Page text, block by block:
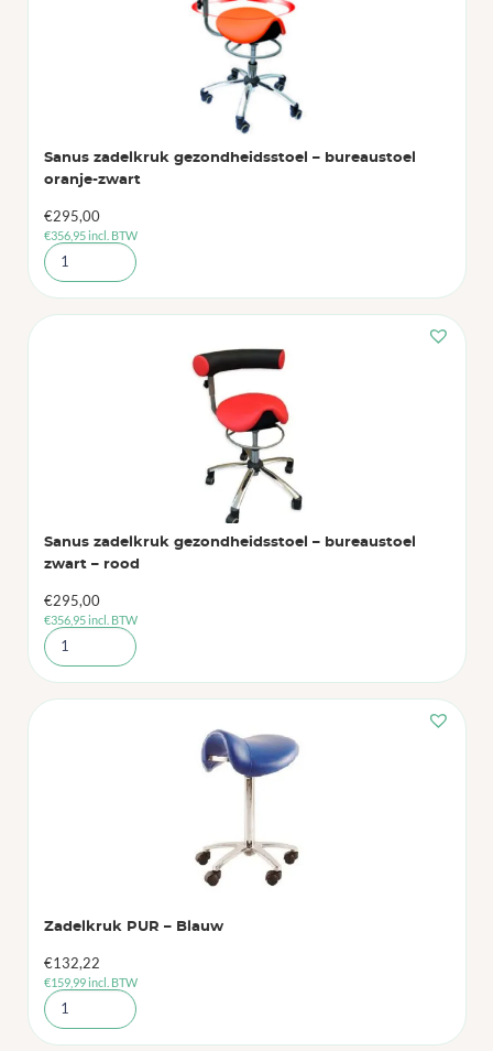
Sanus zadelkruk gezondheidsstoel – bureaustoel
oranje-zwart
€295,00
€356,95incl. BTW
Sanus zadelkruk gezondheidsstoel – bureaustoel
zwart – rood
€295,00
€356,95incl. BTW
Zadelkruk PUR – Blauw
€132,22
€159,99incl. BTW